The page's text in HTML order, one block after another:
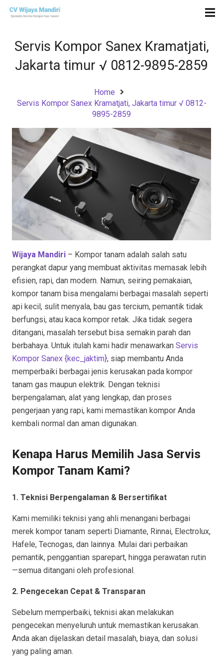
Servis Kompor Sanex Kramatjati,
Jakarta timur √ 0812-9895-2859
Home
Servis Kompor Sanex Kramatjati, Jakarta timur √ 0812-
9895-2859
Wijaya Mandiri – Kompor tanam adalah salah satu
perangkat dapur yang membuat aktivitas memasak lebih
efisien, rapi, dan modern. Namun, seiring pemakaian,
kompor tanam bisa mengalami berbagai masalah seperti
api kecil, sulit menyala, bau gas tercium, pemantik tidak
berfungsi, atau kaca kompor retak. Jika tidak segera
ditangani, masalah tersebut bisa semakin parah dan
berbahaya. Untuk itulah kami hadir menawarkan Servis
Kompor Sanex {kec_jaktim}, siap membantu Anda
memperbaiki berbagai jenis kerusakan pada kompor
tanam gas maupun elektrik. Dengan teknisi
berpengalaman, alat yang lengkap, dan proses
pengerjaan yang rapi, kami memastikan kompor Anda
kembali normal dan aman digunakan.
Kenapa Harus Memilih Jasa Servis
Kompor Tanam Kami?
1. Teknisi Berpengalaman & Bersertifikat
Kami memiliki teknisi yang ahli menangani berbagai
merek kompor tanam seperti Diamante, Rinnai, Electrolux,
Hafele, Tecnogas, dan lainnya. Mulai dari perbaikan
pemantik, penggantian sparepart, hingga perawatan rutin
—semua ditangani oleh profesional.
2. Pengecekan Cepat & Transparan
Sebelum memperbaiki, teknisi akan melakukan
pengecekan menyeluruh untuk memastikan kerusakan.
Anda akan dijelaskan detail masalah, biaya, dan solusi
yang paling aman.